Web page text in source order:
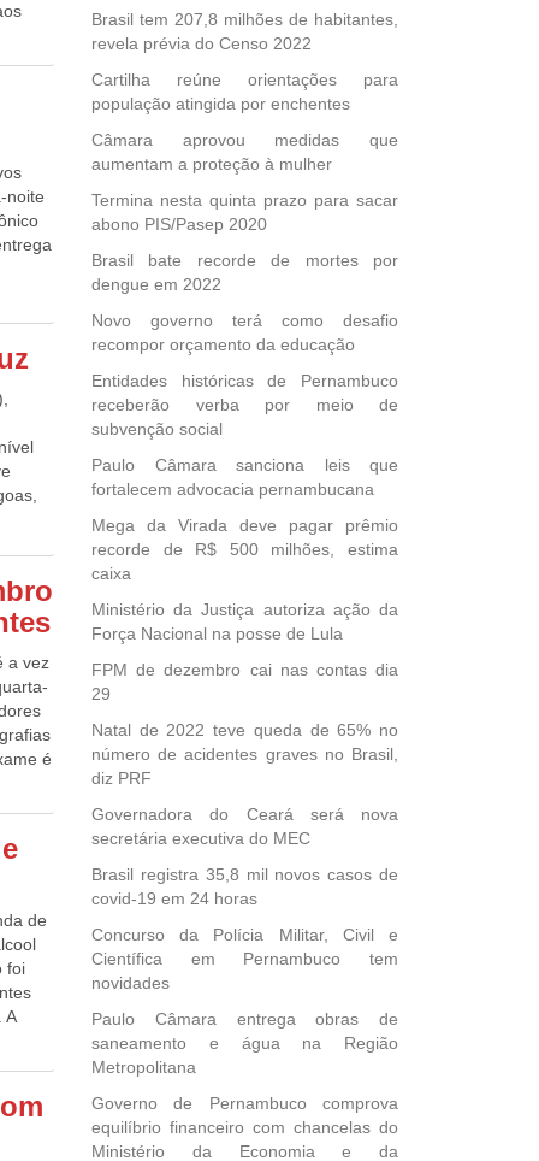
de
de
e
e
a
e
a
é
de
pedir
só
9/8
noite
o
ao
a vez
é
se
dosde
foi
A
Brasil tem 207,8 milhões de habitantes,
revela prévia do Censo 2022
Cartilha reúne orientações para
população atingida por enchentes
Câmara aprovou medidas que
aumentam a proteção à mulher
Termina nesta quinta prazo para sacar
abono PIS/Pasep 2020
Brasil bate recorde de mortes por
dengue em 2022
Novo governo terá como desafio
recompor orçamento da educação
Entidades históricas de Pernambuco
receberão verba por meio de
subvenção social
Paulo Câmara sanciona leis que
fortalecem advocacia pernambucana
Mega da Virada deve pagar prêmio
recorde de R$ 500 milhões, estima
caixa
Ministério da Justiça autoriza ação da
Força Nacional na posse de Lula
FPM de dezembro cai nas contas dia
29
Natal de 2022 teve queda de 65% no
número de acidentes graves no Brasil,
diz PRF
Governadora do Ceará será nova
secretária executiva do MEC
Brasil registra 35,8 mil novos casos de
covid-19 em 24 horas
Concurso da Polícia Militar, Civil e
Científica em Pernambuco tem
novidades
Paulo Câmara entrega obras de
saneamento e água na Região
Metropolitana
Governo de Pernambuco comprova
equilíbrio financeiro com chancelas do
Ministério da Economia e da